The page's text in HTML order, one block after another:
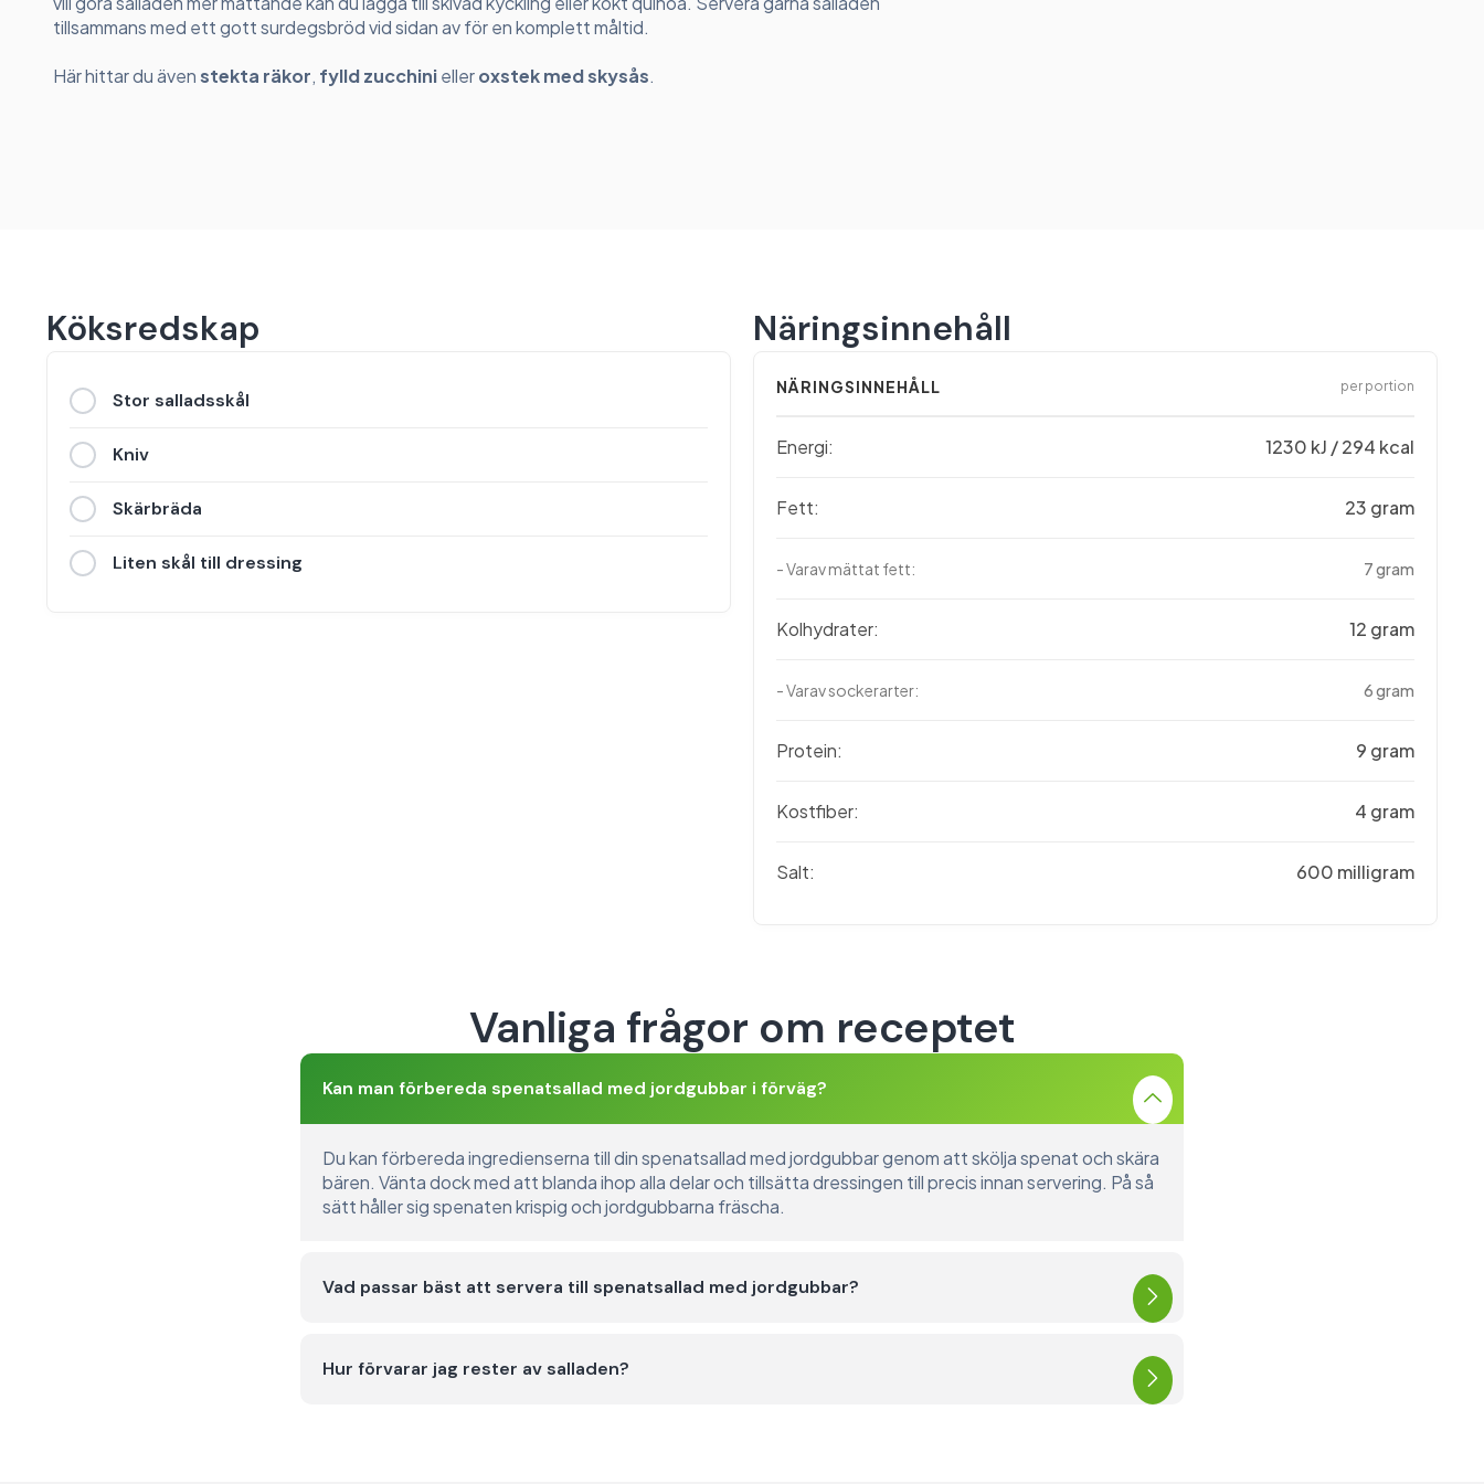
tillsammans med ett gott surdegsbröd vid sidan av för en komplett måltid.
Här hittar du ävenstekta räkor, fylld zucchinielleroxstek med skysås.
Köksredskap
Stor salladsskål
Kniv
Skärbräda
Liten skål till dressing
Näringsinnehåll
NÄRINGSINNEHÅLL per portion
Energi: 1230 kJ / 294 kcal
Fett: 23 gram
- Varav mättat fett: 7 gram
Kolhydrater: 12 gram
- Varav sockerarter: 6 gram
Protein: 9 gram
Kostfiber: 4 gram
Salt: 600 milligram
Vanliga frågor om receptet
Kan man förbereda spenatsallad med jordgubbar i förväg?
Du kan förbereda ingredienserna till din spenatsallad med jordgubbar genom att skölja spenat och skära
bären. Vänta dock med att blanda ihop alla delar och tillsätta dressingen till precis innan servering. På så
sätt håller sig spenaten krispig och jordgubbarna fräscha.
Vad passar bäst att servera till spenatsallad med jordgubbar?
Hur förvarar jag rester av salladen?